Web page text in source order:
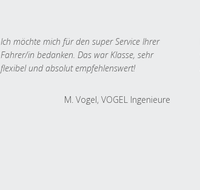
Ich möchte mich für den super Service Ihrer
Fahrer/in bedanken. Das war Klasse, sehr
flexibel und absolut empfehlenswert!
M. Vogel, VOGEL Ingenieure